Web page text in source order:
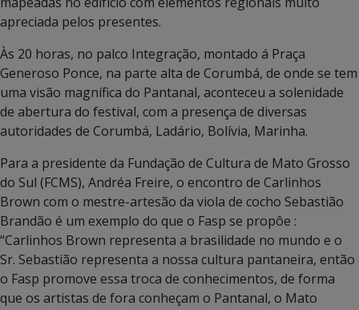
apreciada pelos presentes.
Às 20 horas, no palco Integração, montado á Praça
Generoso Ponce, na parte alta de Corumbá, de onde se tem
uma visão magnífica do Pantanal, aconteceu a solenidade
de abertura do festival, com a presença de diversas
autoridades de Corumbá, Ladário, Bolívia, Marinha.
Para a presidente da Fundação de Cultura de Mato Grosso
do Sul (FCMS), Andréa Freire, o encontro de Carlinhos
Brown com o mestre-artesão da viola de cocho Sebastião
Brandão é um exemplo do que o Fasp se propôe :
“Carlinhos Brown representa a brasilidade no mundo e o
Sr. Sebastião representa a nossa cultura pantaneira, então
o Fasp promove essa troca de conhecimentos, de forma
que os artistas de fora conheçam o Pantanal, o Mato